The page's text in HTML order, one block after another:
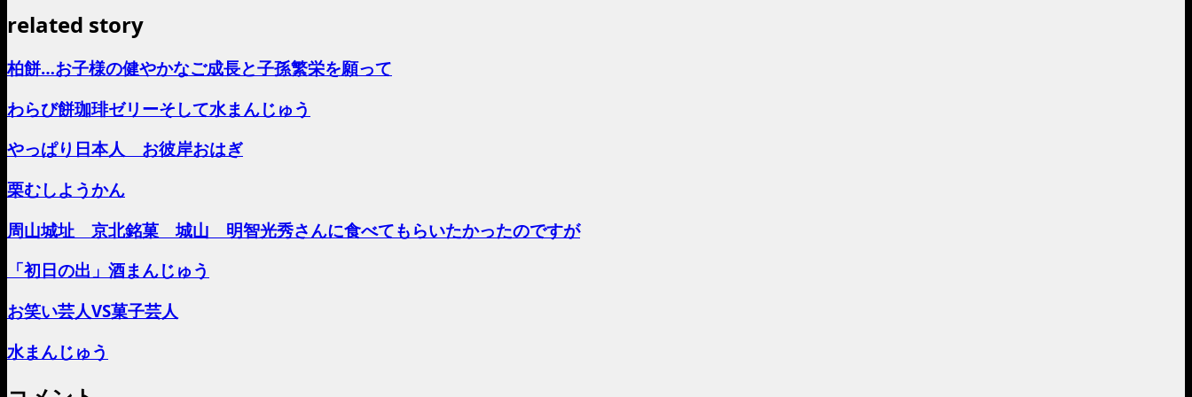
related story
柏餅…お子様の健やかなご成長と子孫繁栄を願って
わらび餅珈琲ゼリーそして水まんじゅう
やっぱり日本人 お彼岸おはぎ
栗むしようかん
周山城址 京北銘菓 城山 明智光秀さんに食べてもらいたかったのですが
「初日の出」酒まんじゅう
お笑い芸人VS菓子芸人
水まんじゅう